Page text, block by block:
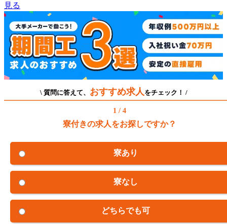
見る
\ 質問に答えて、 おすすめ求人 をチェック！ /
1 / 4
寮付きの求人をお探しですか？
寮あり
寮なし
どちらでも可